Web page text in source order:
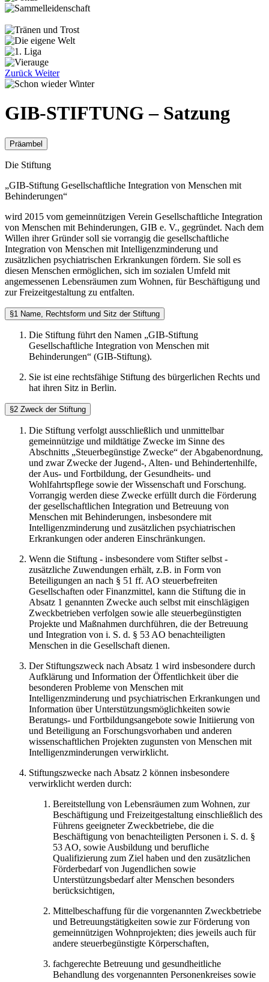
Zurück Weiter
GIB-STIFTUNG – Satzung
Präambel
Die Stiftung
„GIB-Stiftung Gesellschaftliche Integration von Menschen mit
Behinderungen“
wird 2015 vom gemeinnützigen Verein Gesellschaftliche Integration
von Menschen mit Behinderungen, GIB e. V., gegründet. Nach dem
Willen ihrer Gründer soll sie vorrangig die gesellschaftliche
Integration von Menschen mit Intelligenzminderung und
zusätzlichen psychiatrischen Erkrankungen fördern. Sie soll es
diesen Menschen ermöglichen, sich im sozialen Umfeld mit
angemessenen Lebensräumen zum Wohnen, für Beschäftigung und
zur Freizeitgestaltung zu entfalten.
§1 Name, Rechtsform und Sitz der Stiftung
Die Stiftung führt den Namen „GIB-Stiftung
Gesellschaftliche Integration von Menschen mit
Behinderungen“ (GIB-Stiftung).
Sie ist eine rechtsfähige Stiftung des bürgerlichen Rechts und
hat ihren Sitz in Berlin.
§2 Zweck der Stiftung
Die Stiftung verfolgt ausschließlich und unmittelbar
gemeinnützige und mildtätige Zwecke im Sinne des
Abschnitts „Steuerbegünstige Zwecke“ der Abgabenordnung,
und zwar Zwecke der Jugend-, Alten- und Behindertenhilfe,
der Aus- und Fortbildung, der Gesundheits- und
Wohlfahrtspflege sowie der Wissenschaft und Forschung.
Vorrangig werden diese Zwecke erfüllt durch die Förderung
der gesellschaftlichen Integration und Betreuung von
Menschen mit Behinderungen, insbesondere mit
Intelligenzminderung und zusätzlichen psychiatrischen
Erkrankungen oder anderen Einschränkungen.
Wenn die Stiftung - insbesondere vom Stifter selbst -
zusätzliche Zuwendungen erhält, z.B. in Form von
Beteiligungen an nach § 51 ff. AO steuerbefreiten
Gesellschaften oder Finanzmittel, kann die Stiftung die in
Absatz 1 genannten Zwecke auch selbst mit einschlägigen
Zweckbetrieben verfolgen sowie alle steuerbegünstigten
Projekte und Maßnahmen durchführen, die der Betreuung
und Integration von i. S. d. § 53 AO benachteiligten
Menschen in die Gesellschaft dienen.
Der Stiftungszweck nach Absatz 1 wird insbesondere durch
Aufklärung und Information der Öffentlichkeit über die
besonderen Probleme von Menschen mit
Intelligenzminderung und psychiatrischen Erkrankungen und
Information über Unterstützungsmöglichkeiten sowie
Beratungs- und Fortbildungsangebote sowie Initiierung von
und Beteiligung an Forschungsvorhaben und anderen
wissenschaftlichen Projekten zugunsten von Menschen mit
Intelligenzminderungen verwirklicht.
Stiftungszwecke nach Absatz 2 können insbesondere
verwirklicht werden durch:
Bereitstellung von Lebensräumen zum Wohnen, zur
Beschäftigung und Freizeitgestaltung einschließlich des
Führens geeigneter Zweckbetriebe, die die
Beschäftigung von benachteiligten Personen i. S. d. §
53 AO, sowie Ausbildung und berufliche
Qualifizierung zum Ziel haben und den zusätzlichen
Förderbedarf von Jugendlichen sowie
Unterstützungsbedarf alter Menschen besonders
berücksichtigen,
Mittelbeschaffung für die vorgenannten Zweckbetriebe
und Betreuungstätigkeiten sowie zur Förderung von
gemeinnützigen Wohnprojekten; dies jeweils auch für
andere steuerbegünstigte Körperschaften,
fachgerechte Betreuung und gesundheitliche
Behandlung des vorgenannten Personenkreises sowie